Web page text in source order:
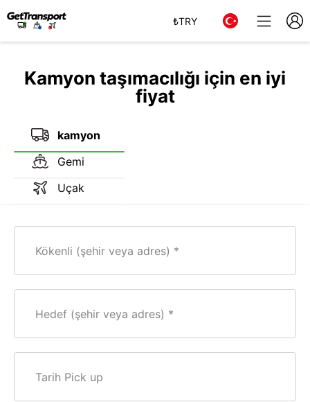
₺TRY
Kamyon taşımacılığı için en iyi
fiyat
kamyon
Gemi
Uçak
Kökenli (şehir veya adres)
Hedef (şehir veya adres)
Tarih Pick up